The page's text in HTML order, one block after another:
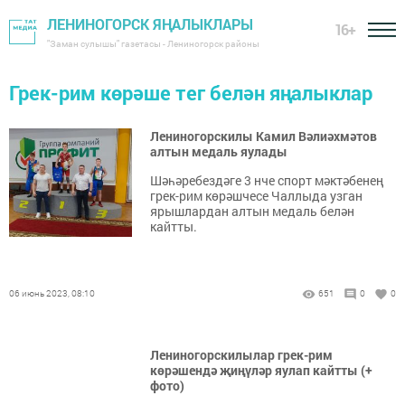
ЛЕНИНОГОРСК ЯҢАЛЫКЛАРЫ
"Заман сулышы" газетасы - Лениногорск районы
16+
Грек-рим көрәше тег белән яңалыклар
Лениногорскилы Камил Вәлиәхмәтов
алтын медаль яулады
Шәһәребездәге 3 нче спорт мәктәбенең
грек-рим көрәшчесе Чаллыда узган
ярышлардан алтын медаль белән
кайтты.
06 июнь 2023, 08:10 651 0 0
Лениногорскилылар грек-рим
көрәшендә җиңүләр яулап кайтты (+
фото)